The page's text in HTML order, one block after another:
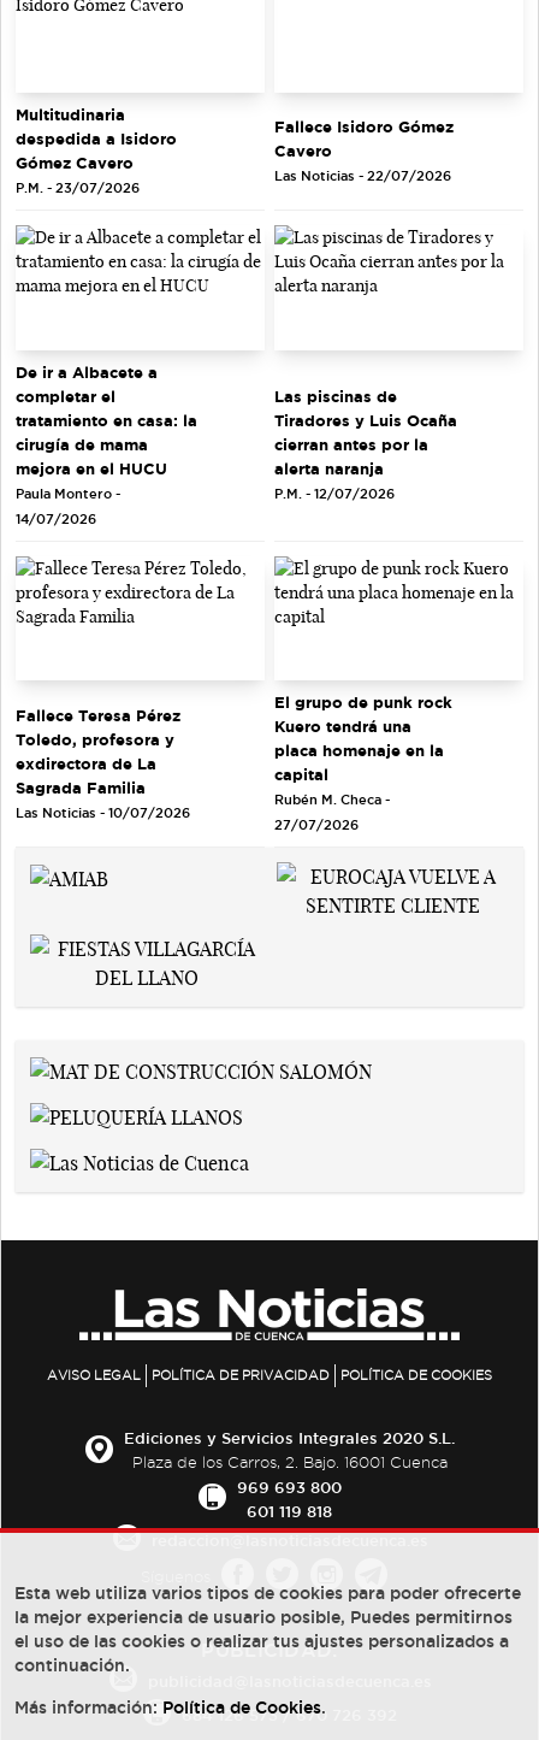
Multitudinaria
despedida a Isidoro
Gómez Cavero
P.M. - 23/07/2026
Fallece Isidoro Gómez
Cavero
Las Noticias - 22/07/2026
De ir a Albacete a
completar el
tratamiento en casa: la
cirugía de mama
mejora en el HUCU
Paula Montero -
14/07/2026
Las piscinas de
Tiradores y Luis Ocaña
cierran antes por la
alerta naranja
P.M. - 12/07/2026
Fallece Teresa Pérez
Toledo, profesora y
exdirectora de La
Sagrada Familia
Las Noticias - 10/07/2026
El grupo de punk rock
Kuero tendrá una
placa homenaje en la
capital
Rubén M. Checa -
27/07/2026
AVISO LEGAL POLÍTICA DE PRIVACIDAD POLÍTICA DE COOKIES
Ediciones y Servicios Integrales 2020 S.L.
Plaza de los Carros, 2. Bajo. 16001 Cuenca
969 693 800
601 119 818
PUBLICIDAD:
684 126 573/670 726 392
Esta web utiliza varios tipos de cookies para poder ofrecerte
la mejor experiencia de usuario posible, Puedes permitirnos
el uso de las cookies o realizar tus ajustes personalizados a
continuación.
Más información: Política de Cookies.